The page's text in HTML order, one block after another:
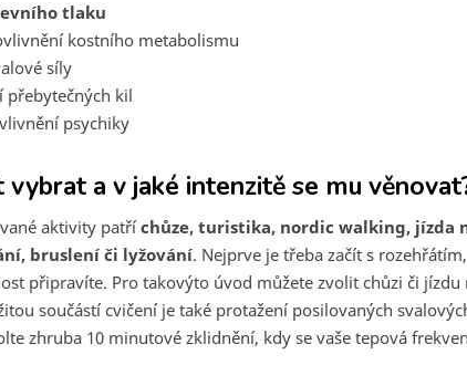
tlaku
kostního metabolismu
síly
přebytečných kil
psychiky
vybrat a v jaké intenzitě se mu
aktivity patříchůze, turistika, nordic walking, jízda
bruslení či lyžování. Nejprve je třeba začít s
připravíte. Pro takovýto úvod můžete zvolit chůzi či
součástí cvičení je také protažení posilovaných
zhruba 10 minutové zklidnění, kdy se vaše tepová